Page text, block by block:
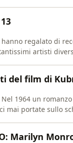
regalato di
artisti
del film di
1964 un
mai portate sullo
Marilyn